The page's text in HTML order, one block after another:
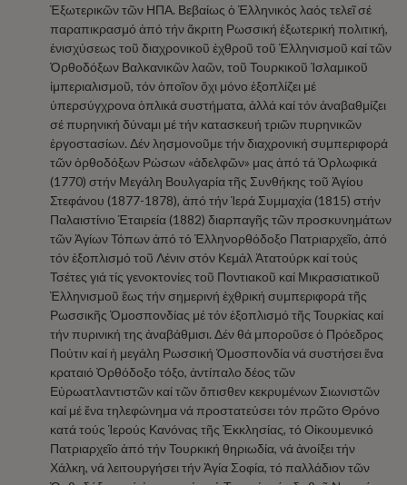
Ἐξωτερικῶν τῶν ΗΠΑ. Βεβαίως ὁ Ἑλληνικός λαός τελεῖ σέ
παραπικρασμό ἀπό τήν ἄκριτη Ρωσσική ἐξωτερική πολιτική,
ἐνισχύσεως τοῦ διαχρονικοῦ ἐχθροῦ τοῦ Ἑλληνισμοῦ καί τῶν
Ὀρθοδόξων Βαλκανικῶν λαῶν, τοῦ Τουρκικοῦ Ἰσλαμικοῦ
ἰμπεριαλισμοῦ, τόν ὁποῖον ὄχι μόνο ἐξοπλίζει μέ
ὑπερσύγχρονα ὁπλικά συστήματα, ἀλλά καί τόν ἀναβαθμίζει
σέ πυρηνική δύναμι μέ τήν κατασκευή τριῶν πυρηνικῶν
ἐργοστασίων. Δέν λησμονοῦμε τήν διαχρονική συμπεριφορά
τῶν ὀρθοδόξων Ρώσων «ἀδελφῶν» μας ἀπό τά Ὀρλωφικά
(1770) στήν Μεγάλη Βουλγαρία τῆς Συνθήκης τοῦ Ἁγίου
Στεφάνου (1877-1878), ἀπό τήν Ἱερά Συμμαχία (1815) στήν
Παλαιστίνιο Ἑταιρεία (1882) διαρπαγῆς τῶν προσκυνημάτων
τῶν Ἁγίων Τόπων ἀπό τό Ἑλληνορθόδοξο Πατριαρχεῖο, ἀπό
τόν ἐξοπλισμό τοῦ Λένιν στόν Κεμάλ Ἀτατούρκ καί τούς
Τσέτες γιά τίς γενοκτονίες τοῦ Ποντιακοῦ καί Μικρασιατικοῦ
Ἑλληνισμοῦ ἕως τήν σημερινή ἐχθρική συμπεριφορά τῆς
Ρωσσικῆς Ὁμοσπονδίας μέ τόν ἐξοπλισμό τῆς Τουρκίας καί
τήν πυρινική της ἀναβάθμισι. Δέν θά μποροῦσε ὁ Πρόεδρος
Πούτιν καί ἡ μεγάλη Ρωσσική Ὁμοσπονδία νά συστήσει ἕνα
κραταιό Ὀρθόδοξο τόξο, ἀντίπαλο δέος τῶν
Εὐρωατλαντιστῶν καί τῶν ὄπισθεν κεκρυμένων Σιωνιστῶν
καί μέ ἕνα τηλεφώνημα νά προστατεύσει τόν πρῶτο Θρόνο
κατά τούς Ἱερούς Κανόνας τῆς Ἐκκλησίας, τό Οἰκουμενικό
Πατριαρχεῖο ἀπό τήν Τουρκική θηριωδία, νά ἀνοίξει τήν
Χάλκη, νά λειτουργήσει τήν Ἁγία Σοφία, τό παλλάδιον τῶν